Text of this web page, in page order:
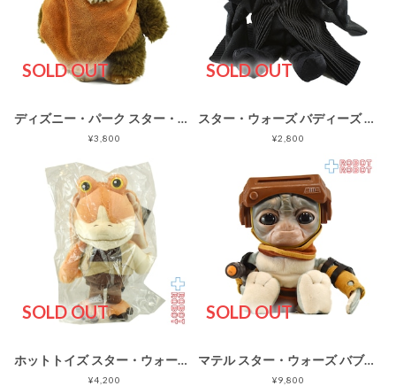
SOLD OUT
ディズニー・パーク スター・ウォーズ ウィケット イウォーク ぬいぐるみ人形
¥3,800
SOLD OUT
スター・ウォーズ バディーズ ダース・モール ビーニーぬいぐるみ人形
¥2,800
SOLD OUT
ホットトイズ スター・ウォーズ ステレオプラッシュ サウンドぬいぐるみ ジャー・ジャー・ビンクス 紙タグ付き
¥4,200
SOLD OUT
マテル スター・ウォーズ バブ・フリック トーキング プラッシュ ルース
¥9,800